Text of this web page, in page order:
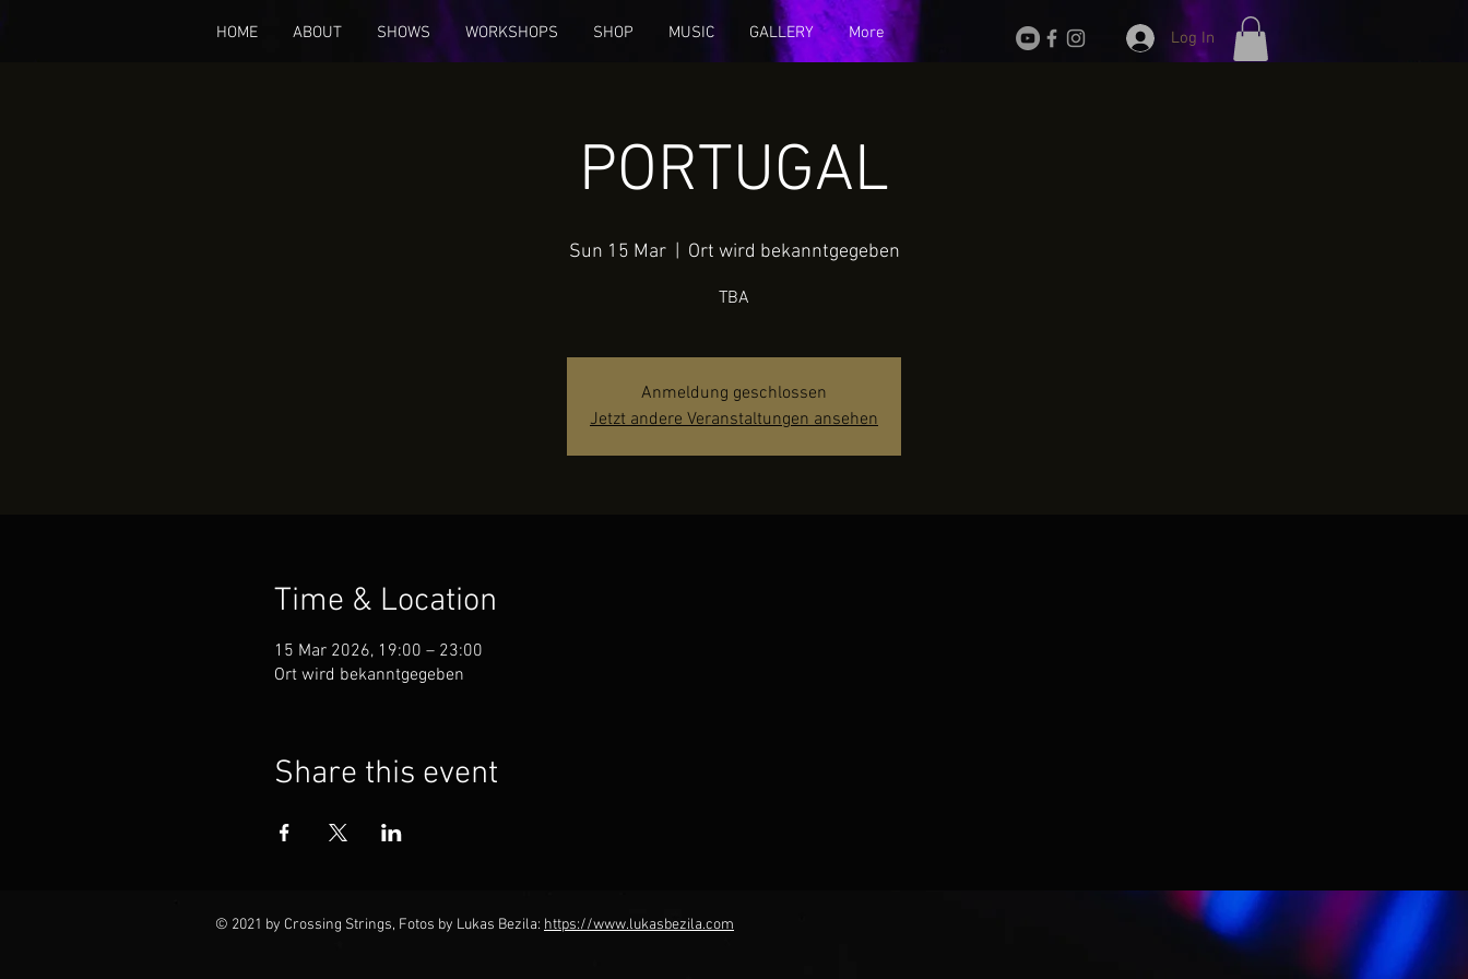
HOME ABOUT SHOWS WORKSHOPS SHOP MUSIC GALLERY More Log In
PORTUGAL
Sun 15 Mar
  |
Ort wird bekanntgegeben
TBA
Anmeldung geschlossen
Jetzt andere Veranstaltungen ansehen
Time & Location
15 Mar 2026, 19:00 – 23:00
Ort wird bekanntgegeben
Share this event
© 2021 by Crossing Strings, Fotos by Lukas Bezila: https://www.lukasbezila.com